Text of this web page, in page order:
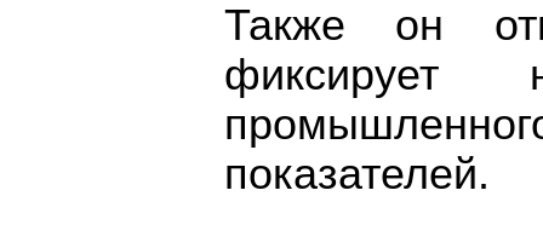
Также он
фиксирует
показателей.